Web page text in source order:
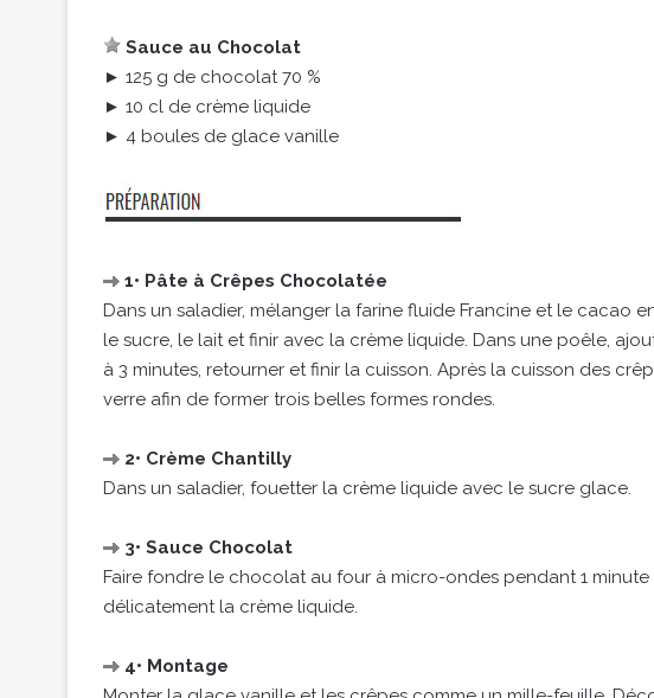
Sauce au Chocolat
► 125 g de chocolat 70 %
► 10 cl de crème liquide
► 4 boules de glace vanille
1• Pâte à Crêpes Chocolatée
Dans un saladier, mélanger la farine fluide Francine et le cacao
le sucre, le lait et finir avec la crème liquide. Dans une poêle,
à 3 minutes, retourner et finir la cuisson. Après la cuisson des
verre afin de former trois belles formes rondes.
2• Crème Chantilly
Dans un saladier, fouetter la crème liquide avec le sucre glace.
3• Sauce Chocolat
Faire fondre le chocolat au four à micro-ondes pendant 1
délicatement la crème liquide.
4• Montage